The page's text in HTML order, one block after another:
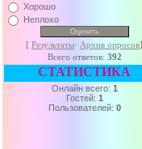
Хорошо
Неплохо
[ Результаты· Архив опросов]
Всего ответов: 392
СТАТИСТИКА
Онлайн всего: 1
Гостей: 1
Пользователей: 0